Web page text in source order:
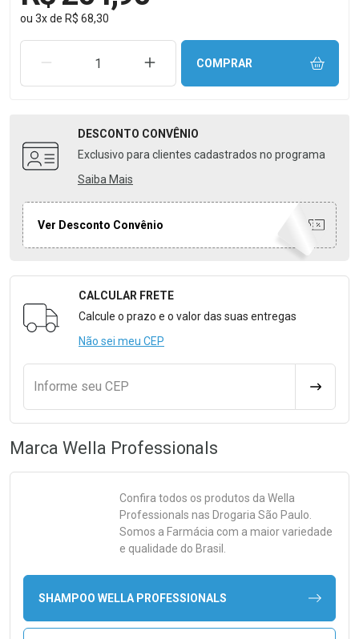
ou 3xde R$ 68,30
REMOVER UMA UNIDADEAUMENTAR UMA UNIDADE
COMPRAR
DESCONTO CONVÊNIO
Exclusivo para clientes cadastrados no programa
Saiba Mais
Ver Desconto Convênio
Formulário para Calcular o Frete
CALCULAR FRETE
Calcule o prazo e o valor das suas entregas
Não sei meu CEP
Informe seu CEP
Marca Wella Professionals
Confira todos os produtos da Wella
Professionals nas Drogaria São Paulo.
Somos a Farmácia com a maior variedade
e qualidade do Brasil.
SHAMPOO WELLA PROFESSIONALS